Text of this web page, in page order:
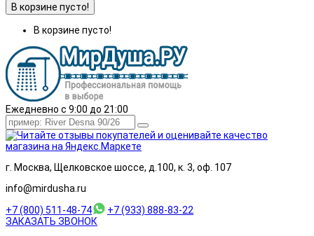
В корзине пусто!
В корзине пусто!
Ежедневно с 9:00 до 21:00
г. Москва, Щелковское шоссе, д.100, к. 3, оф. 107
info@mirdusha.ru
+7 (800) 511-48-74
+7 (933) 888-83-22
ЗАКАЗАТЬ ЗВОНОК